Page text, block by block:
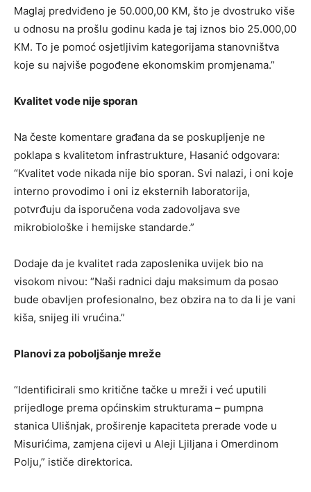
Maglaj predviđeno je 50.000,00 KM, što je dvostruko više
u odnosu na prošlu godinu kada je taj iznos bio 25.000,00
KM. To je pomoć osjetljivim kategorijama stanovništva
koje su najviše pogođene ekonomskim promjenama.”
Kvalitet vode nije sporan
Na česte komentare građana da se poskupljenje ne
poklapa s kvalitetom infrastrukture, Hasanić odgovara:
“Kvalitet vode nikada nije bio sporan. Svi nalazi, i oni koje
interno provodimo i oni iz eksternih laboratorija,
potvrđuju da isporučena voda zadovoljava sve
mikrobiološke i hemijske standarde.”
Dodaje da je kvalitet rada zaposlenika uvijek bio na
visokom nivou: “Naši radnici daju maksimum da posao
bude obavljen profesionalno, bez obzira na to da li je vani
kiša, snijeg ili vrućina.”
Planovi za poboljšanje mreže
“Identificirali smo kritične tačke u mreži i već uputili
prijedloge prema općinskim strukturama – pumpna
stanica Ulišnjak, proširenje kapaciteta prerade vode u
Misurićima, zamjena cijevi u Aleji Ljiljana i Omerdinom
Polju,” ističe direktorica.